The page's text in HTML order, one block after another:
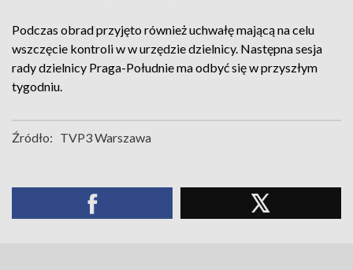
Podczas obrad przyjęto również uchwałę mającą na celu
wszczęcie kontroli w w urzędzie dzielnicy. Następna sesja
rady dzielnicy Praga-Południe ma odbyć się w przyszłym
tygodniu.
Źródło: TVP3 Warszawa